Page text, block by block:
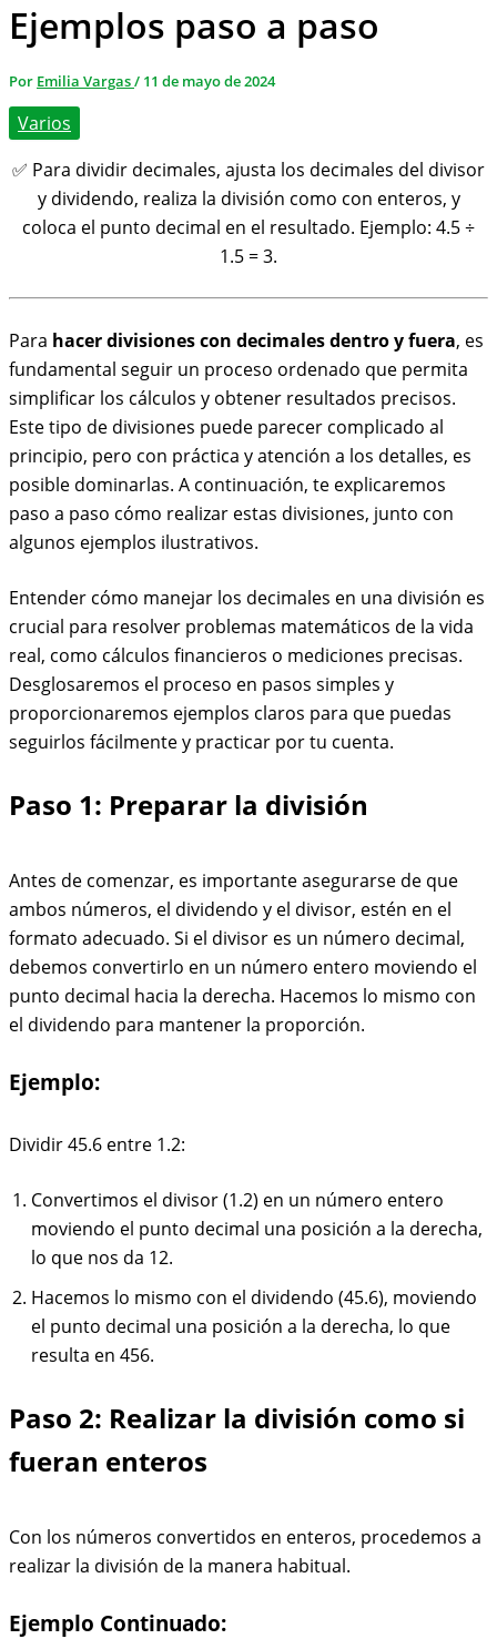
Ejemplos paso a paso
Por Emilia Vargas/ 11 de mayo de 2024
Varios
✅ Para dividir decimales, ajusta los decimales del divisor
y dividendo, realiza la división como con enteros, y
coloca el punto decimal en el resultado. Ejemplo: 4.5 ÷
1.5 = 3.
Para hacer divisiones con decimales dentro y fuera, es
fundamental seguir un proceso ordenado que permita
simplificar los cálculos y obtener resultados precisos.
Este tipo de divisiones puede parecer complicado al
principio, pero con práctica y atención a los detalles, es
posible dominarlas. A continuación, te explicaremos
paso a paso cómo realizar estas divisiones, junto con
algunos ejemplos ilustrativos.
Entender cómo manejar los decimales en una división es
crucial para resolver problemas matemáticos de la vida
real, como cálculos financieros o mediciones precisas.
Desglosaremos el proceso en pasos simples y
proporcionaremos ejemplos claros para que puedas
seguirlos fácilmente y practicar por tu cuenta.
Paso 1: Preparar la división
Antes de comenzar, es importante asegurarse de que
ambos números, el dividendo y el divisor, estén en el
formato adecuado. Si el divisor es un número decimal,
debemos convertirlo en un número entero moviendo el
punto decimal hacia la derecha. Hacemos lo mismo con
el dividendo para mantener la proporción.
Ejemplo:
Dividir 45.6 entre 1.2:
Convertimos el divisor (1.2) en un número entero
moviendo el punto decimal una posición a la derecha,
lo que nos da 12.
Hacemos lo mismo con el dividendo (45.6), moviendo
el punto decimal una posición a la derecha, lo que
resulta en 456.
Paso 2: Realizar la división como si
fueran enteros
Con los números convertidos en enteros, procedemos a
realizar la división de la manera habitual.
Ejemplo Continuado: